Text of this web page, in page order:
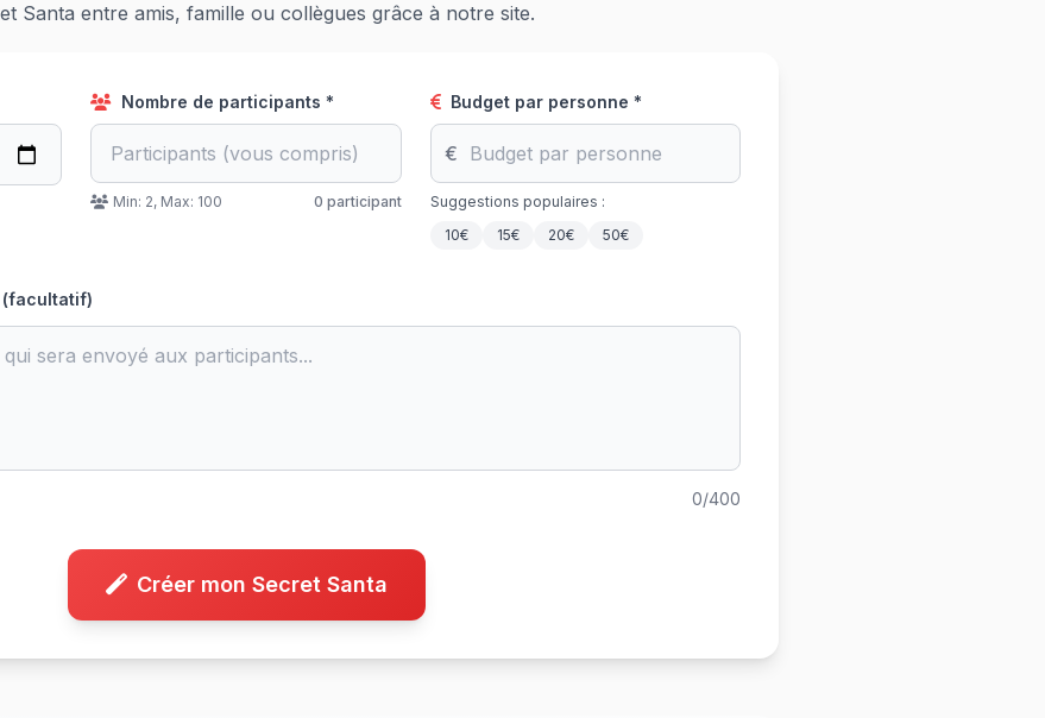
Santa entre amis, famille ou collègues grâce à notre site.
Nombre de participants *
Min: 2, Max: 100 0 participant
Budget par personne *
€
Suggestions populaires :
10€
15€ 20€ 50€
(facultatif)
0/400
Créer mon Secret Santa